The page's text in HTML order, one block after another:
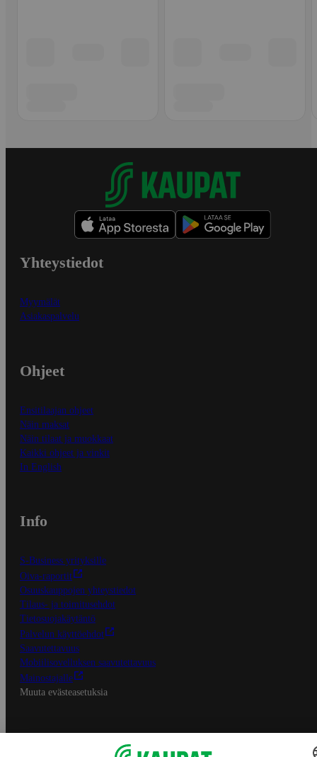
Yhteystiedot
Myymälät
Asiakaspalvelu
Ohjeet
Ensitilaajan ohjeet
Näin maksat
Näin tilaat ja muokkaat
Kaikki ohjeet ja vinkit
In English
Info
S-Business yrityksille
Oiva-raportit
Osuuskauppojen yhteystiedot
Tilaus- ja toimitusehdot
Tietosuojakäytäntö
Palvelun käyttöehdot
Saavutettavuus
Mobiilisovelluksen saavutettavuus
Mainostajalle
Muuta evästeasetuksia
S-ryhmän palvelut